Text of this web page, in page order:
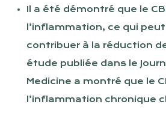
Il a été démontré que le
l’inflammation, ce qui
contribuer à la réduction
étude publiée dans le
Medicine a montré que le
l’inflammation chronique